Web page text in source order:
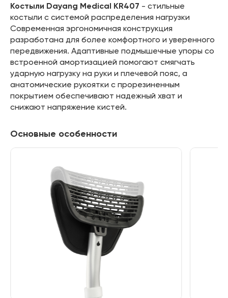
Костыли Dayang Medical KR407 - стильные
костыли с системой распределения нагрузки
Современная эргономичная конструкция
разработана для более комфортного и уверенного
передвижения. Адаптивные подмышечные упоры со
встроенной амортизацией помогают смягчать
ударную нагрузку на руки и плечевой пояс, а
анатомические рукоятки с прорезиненным
покрытием обеспечивают надежный хват и
снижают напряжение кистей.
Основные особенности